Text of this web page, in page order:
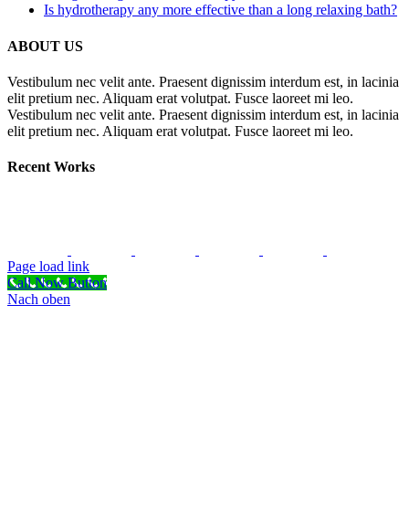
Is hydrotherapy any more effective than a long relaxing bath?
ABOUT US
Vestibulum nec velit ante. Praesent dignissim interdum est, in lacinia
elit pretium nec. Aliquam erat volutpat. Fusce laoreet mi leo.
Vestibulum nec velit ante. Praesent dignissim interdum est, in lacinia
elit pretium nec. Aliquam erat volutpat. Fusce laoreet mi leo.
Recent Works
Page load link
Call Now Button
Nach oben